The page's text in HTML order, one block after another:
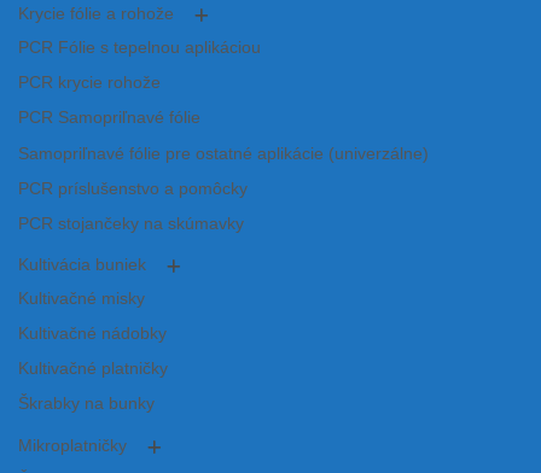
Krycie fólie a rohože
PCR Fólie s tepelnou aplikáciou
PCR krycie rohože
PCR Samopriľnavé fólie
Samopriľnavé fólie pre ostatné aplikácie (univerzálne)
PCR príslušenstvo a pomôcky
PCR stojančeky na skúmavky
Kultivácia buniek
Kultivačné misky
Kultivačné nádobky
Kultivačné platničky
Škrabky na bunky
Mikroplatničky